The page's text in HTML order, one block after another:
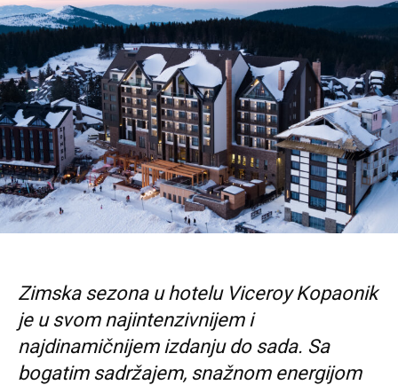
Zimska sezona u hotelu Viceroy Kopaonik
je u svom najintenzivnijem i
najdinamičnijem izdanju do sada. Sa
bogatim sadržajem, snažnom energijom